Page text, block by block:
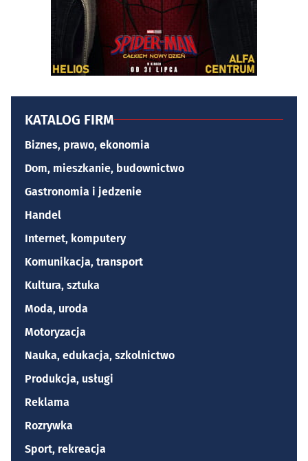
KATALOG FIRM
Biznes, prawo, ekonomia
Dom, mieszkanie, budownictwo
Gastronomia i jedzenie
Handel
Internet, komputery
Komunikacja, transport
Kultura, sztuka
Moda, uroda
Motoryzacja
Nauka, edukacja, szkolnictwo
Produkcja, usługi
Reklama
Rozrywka
Sport, rekreacja